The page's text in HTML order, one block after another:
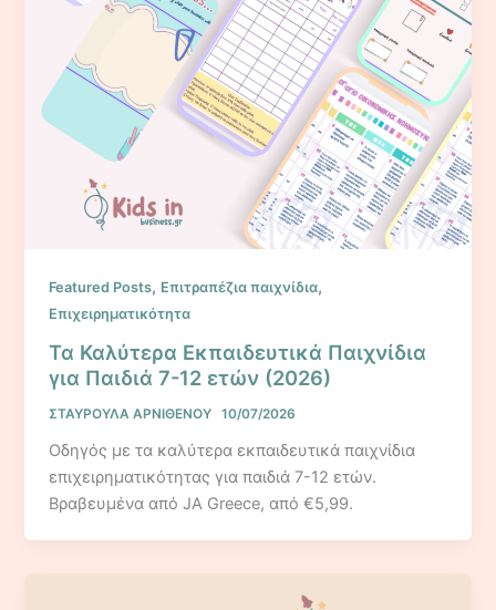
Featured Posts, Επιτραπέζια παιχνίδια,
Επιχειρηματικότητα
Τα Καλύτερα Εκπαιδευτικά Παιχνίδια
για Παιδιά 7-12 ετών (2026)
ΣΤΑΥΡΟΥΛΑ ΑΡΝΙΘΕΝΟΥ 10/07/2026
Οδηγός με τα καλύτερα εκπαιδευτικά παιχνίδια
επιχειρηματικότητας για παιδιά 7-12 ετών.
Βραβευμένα από JA Greece, από €5,99.